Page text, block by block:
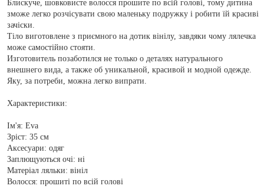
Блискуче, шовковисте волосся прошите по всій голові, тому дитина
зможе легко розчісувати свою маленьку подружку і робити їй красиві
зачіски.
Тіло виготовлене з приємного на дотик вінілу, завдяки чому лялечка
може самостійно стояти.
Изготовитель позаботился не только о деталях натурального
внешнего вида, а также об уникальной, красивой и модной одежде.
Яку, за потреби, можна легко випрати.
Характеристики:
Ім'я: Eva
Зріст: 35 см
Аксесуари: одяг
Заплющуються очі: ні
Матеріал ляльки: вініл
Волосся: прошиті по всій голові